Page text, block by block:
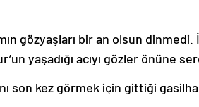
gözyaşları bir an olsun
yaşadığı acıyı gözler önüne
son kez görmek için gittiği